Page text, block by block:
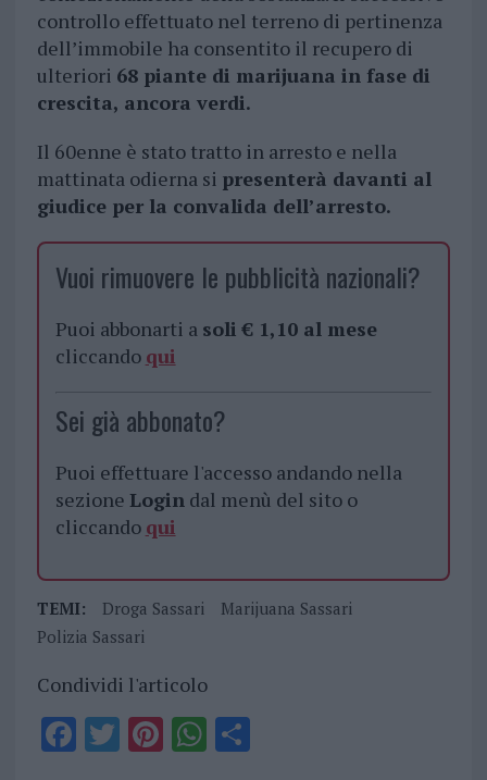
controllo effettuato nel terreno di pertinenza
dell’immobile ha consentito il recupero di
ulteriori 68 piante di marijuana in fase di
crescita, ancora verdi.
Il 60enne è stato tratto in arresto e nella
mattinata odierna si presenterà davanti al
giudice per la convalida dell’arresto.
Vuoi rimuovere le pubblicità nazionali?
Puoi abbonarti a soli € 1,10 al mese
cliccando qui
Sei già abbonato?
Puoi effettuare l'accesso andando nella
sezione Logindal menù del sito o
cliccando qui
TEMI: Droga Sassari
Marijuana Sassari
Polizia Sassari
Condividi l'articolo
F T PiWS